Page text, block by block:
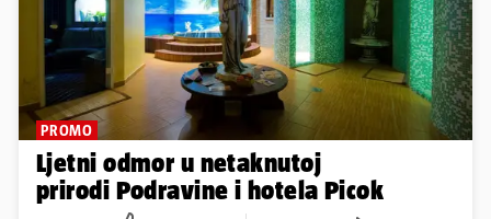
PROMO
Ljetni odmor u netaknutoj
prirodi Podravine i hotela Picok